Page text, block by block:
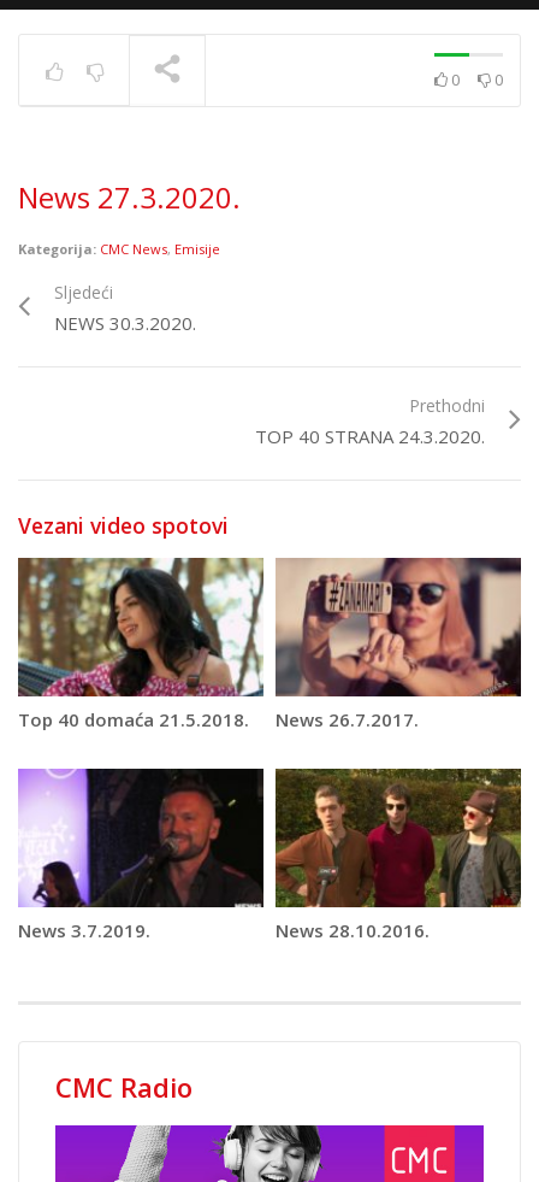
0 0
News 27.3.2020.
Kategorija: CMC News, Emisije
Sljedeći
NEWS 30.3.2020.
Prethodni
TOP 40 STRANA 24.3.2020.
Vezani video spotovi
Top 40 domaća 21.5.2018. News 26.7.2017.
News 3.7.2019. News 28.10.2016.
CMC Radio